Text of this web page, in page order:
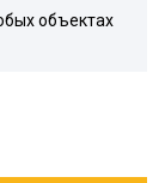
объектах